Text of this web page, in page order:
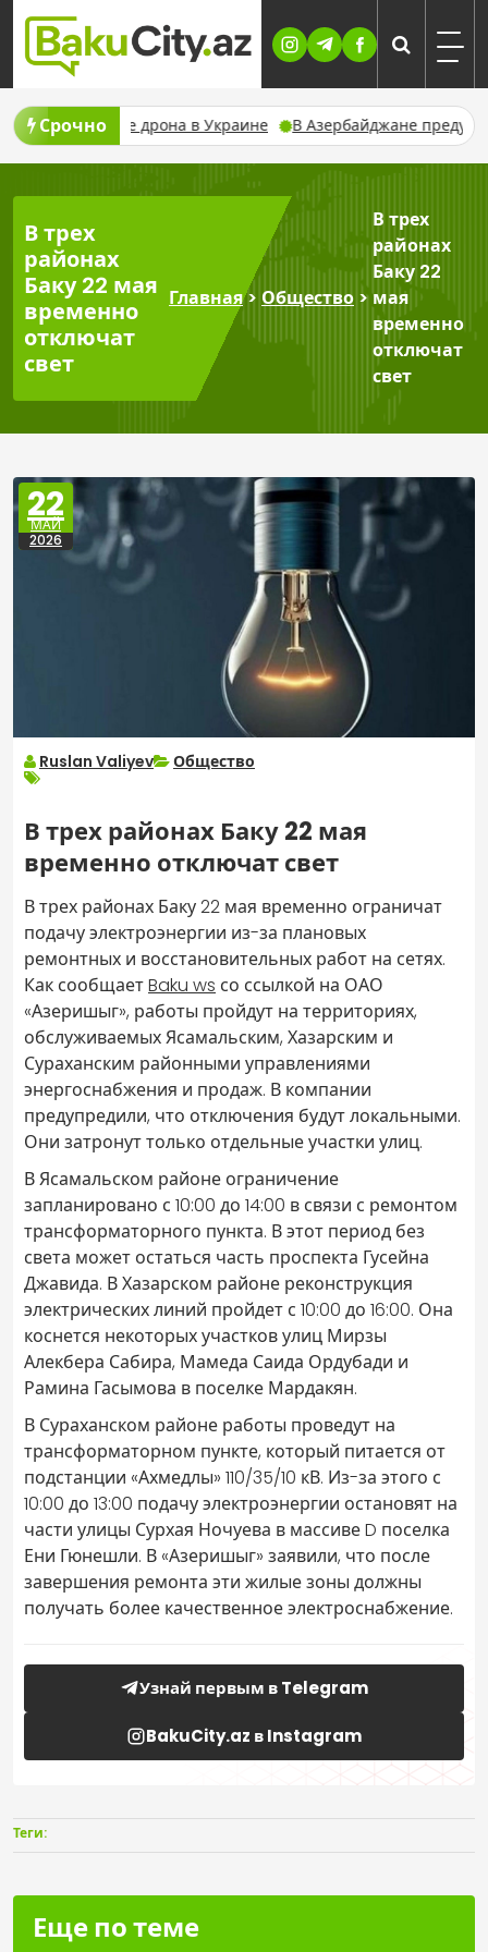
Skip
content
Срочно
атаке дрона в Украине В Азербайджане предупредили о
В трех
районах
Баку 22 мая
временно
отключат
свет
Главная> Общество >
В трех
районах
Баку 22
мая
временно
отключат
свет
22
МАЙ
2026
Ruslan Valiyev Общество
В трех районах Баку 22 мая
временно отключат свет
В трех районах Баку 22 мая временно ограничат
подачу электроэнергии из-за плановых
ремонтных и восстановительных работ на сетях.
Как сообщаетBaku ws со ссылкой на ОАО
«Азеришыг», работы пройдут на территориях,
обслуживаемых Ясамальским, Хазарским и
Сураханским районными управлениями
энергоснабжения и продаж. В компании
предупредили, что отключения будут локальными.
Они затронут только отдельные участки улиц.
В Ясамальском районе ограничение
запланировано с 10:00 до 14:00 в связи с ремонтом
трансформаторного пункта. В этот период без
света может остаться часть проспекта Гусейна
Джавида. В Хазарском районе реконструкция
электрических линий пройдет с 10:00 до 16:00. Она
коснется некоторых участков улиц Мирзы
Алекбера Сабира, Мамеда Саида Ордубади и
Рамина Гасымова в поселке Мардакян.
В Сураханском районе работы проведут на
трансформаторном пункте, который питается от
подстанции «Ахмедлы» 110/35/10 кВ. Из-за этого с
10:00 до 13:00 подачу электроэнергии остановят на
части улицы Сурхая Ночуева в массиве D поселка
Ени Гюнешли. В «Азеришыг» заявили, что после
завершения ремонта эти жилые зоны должны
получать более качественное электроснабжение.
Узнай первым в Telegram
BakuCity.az в Instagram
Теги:
Еще по теме